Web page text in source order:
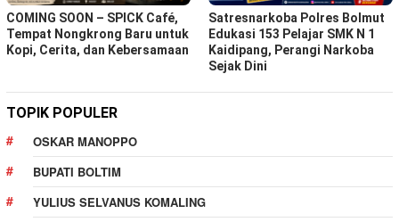
COMING SOON – SPICK Café,
Tempat Nongkrong Baru untuk
Kopi, Cerita, dan Kebersamaan
Satresnarkoba Polres Bolmut
Edukasi 153 Pelajar SMK N 1
Kaidipang, Perangi Narkoba
Sejak Dini
TOPIK POPULER
OSKAR MANOPPO
BUPATI BOLTIM
YULIUS SELVANUS KOMALING